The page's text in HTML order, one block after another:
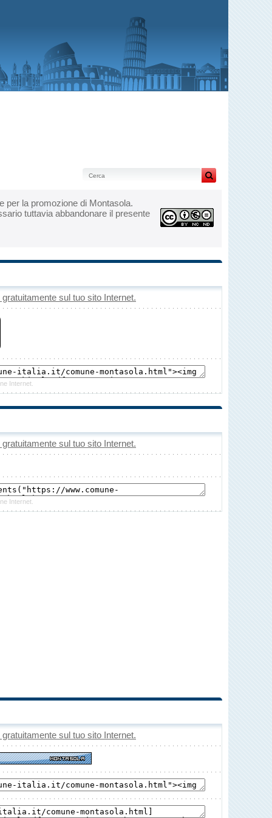
per la promozione di Montasola.
tuttavia abbandonare il presente
sul tuo sito Internet.
Internet.
sul tuo sito Internet.
Internet.
sul tuo sito Internet.